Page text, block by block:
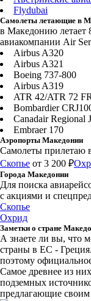
Flydubai
Самолеты летающие в
в Македонию летает
авиакомпании Air
Airbus A320
Airbus A321
Boeing 737-800
Airbus A319
ATR 42/ATR 72
Bombardier
Canadair Regional
Embraer 170
Аэропорты Македонии
Самолеты прилетаю
Скопье от 3 200 ₽
Города Македонии
Для поиска
с акциями и
Скопье
Охрид
Заметки о стране
А знаете ли вы, что
страны в ЕС -
поэтому
Самое древнее из
подземных
предлагающие своим